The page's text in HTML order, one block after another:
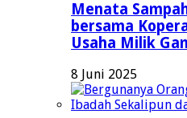
Menata
bersama
Usaha Milik
8 Juni 2025